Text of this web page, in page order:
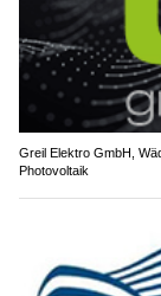
Greil Elektro GmbH,
Photovoltaik